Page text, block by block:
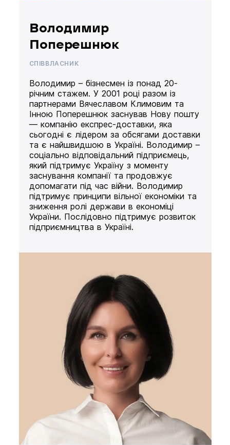
Володимир
Поперешнюк
СПІВВЛАСНИК
Володимир – бізнесмен із понад 20-
річним стажем. У 2001 році разом із
партнерами Вячеславом Климовим та
Інною Поперешнюк заснував Нову пошту
— компанію експрес-доставки, яка
сьогодні є лідером за обсягами доставки
та є найшвидшою в Україні. Володимир –
соціально відповідальний підприємець,
який підтримує Україну з моменту
заснування компанії та продовжує
допомагати під час війни. Володимир
підтримує принципи вільної економіки та
зниження ролі держави в економіці
України. Послідовно підтримує розвиток
підприємництва в Україні.